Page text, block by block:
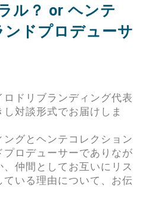
ル？ or ヘンテ
ンドプロデューサ
ドリブランディング代表
対談形式でお届けしま
グとヘンテコレクション
プロデューサーでありなが
、仲間としてお互いにリス
いる理由について、お伝